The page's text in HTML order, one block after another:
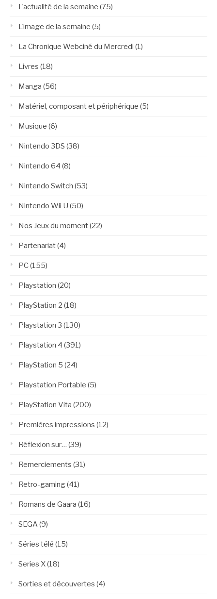
L'actualité de la semaine (75)
L'image de la semaine (5)
La Chronique Webciné du Mercredi (1)
Livres (18)
Manga (56)
Matériel, composant et périphérique (5)
Musique (6)
Nintendo 3DS (38)
Nintendo 64 (8)
Nintendo Switch (53)
Nintendo Wii U (50)
Nos Jeux du moment(22)
Partenariat(4)
PC(155)
Playstation (20)
PlayStation 2 (18)
Playstation 3 (130)
Playstation 4 (391)
PlayStation 5 (24)
Playstation Portable (5)
PlayStation Vita (200)
Premières impressions (12)
Réflexion sur… (39)
Remerciements (31)
Retro-gaming(41)
Romans de Gaara (16)
SEGA(9)
Séries télé (15)
Series X(18)
Sorties et découvertes (4)